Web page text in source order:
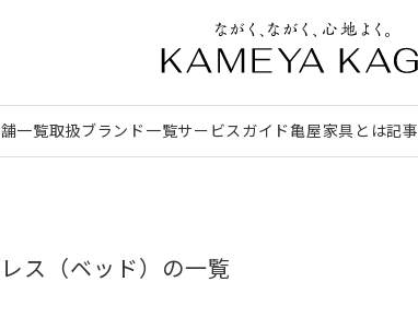
一覧取扱ブランド一覧サービスガイド亀屋家具とは記事
ス（ベッド）の一覧